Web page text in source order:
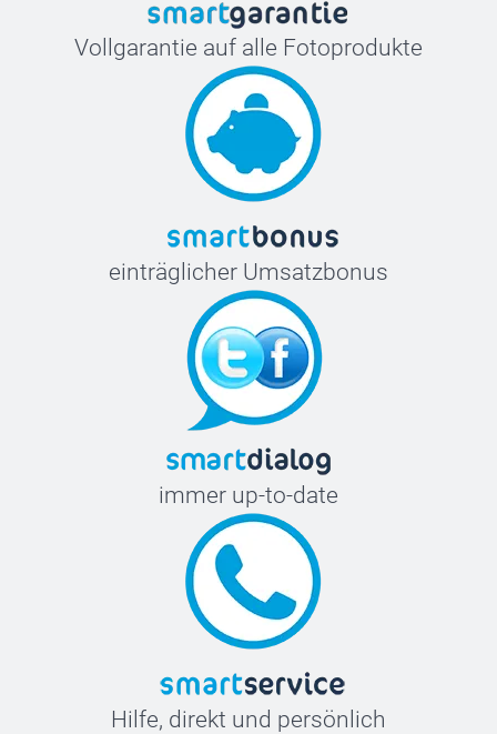
Vollgarantie auf alle Fotoprodukte
einträglicher Umsatzbonus
immer up-to-date
Hilfe, direkt und persönlich